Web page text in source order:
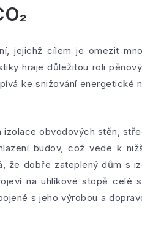
jejichž cílem je omezit
hraje důležitou roli
ke snižování energetické
obvodových stěn,
budov, což vede k
že dobře zateplený dům s
na uhlíkové stopě celé
s jeho výrobou a